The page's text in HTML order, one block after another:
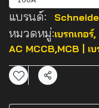
แบรนด์:
หมวดหมู่:เบรกเกอร์,
AC MCCB,MCB | เ
แชร์